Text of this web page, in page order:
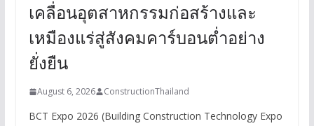
เคลื่อนอุตสาหกรรมก่อสร้างและ
เหมืองแร่สู่สังคมคาร์บอนต่ำอย่าง
ยั่งยืน
August 6, 2026 ConstructionThailand
BCT Expo 2026 (Building Construction Technology Expo